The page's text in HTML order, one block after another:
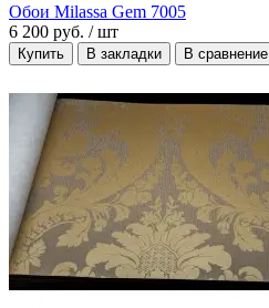
Обои Milassa Gem 7005
6 200 руб. / шт
Купить В закладки В сравнение